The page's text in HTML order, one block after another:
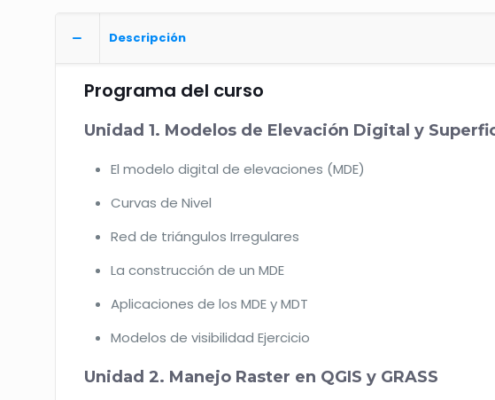
Descripción
Programa del curso
Unidad 1. Modelos de Elevación Digital y
El modelo digital de elevaciones (MDE)
Curvas de Nivel
Red de triángulos Irregulares
La construcción de un MDE
Aplicaciones de los MDE y MDT
Modelos de visibilidad Ejercicio
Unidad 2. Manejo Raster en QGIS y GRASS